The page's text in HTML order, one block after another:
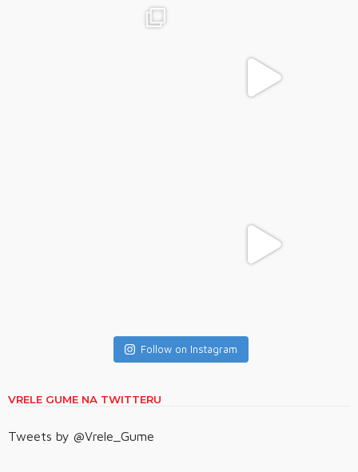
Follow on Instagram
VRELE GUME NA TWITTERU
Tweets by @Vrele_Gume